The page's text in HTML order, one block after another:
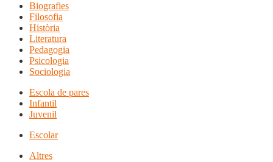
Biografies
Filosofia
Història
Literatura
Pedagogia
Psicologia
Sociologia
Escola de pares
Infantil
Juvenil
Escolar
Altres